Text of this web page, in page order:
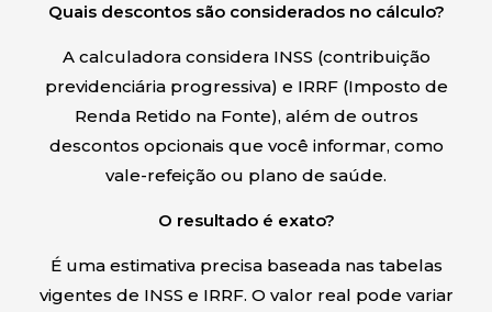
Quais descontos são considerados no cálculo?
A calculadora considera INSS (contribuição
previdenciária progressiva) e IRRF (Imposto de
Renda Retido na Fonte), além de outros
descontos opcionais que você informar, como
vale-refeição ou plano de saúde.
O resultado é exato?
É uma estimativa precisa baseada nas tabelas
vigentes de INSS e IRRF. O valor real pode variar